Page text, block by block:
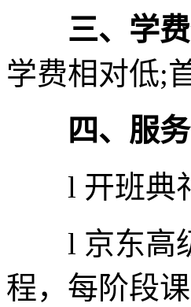
三、学费
学费相对低;
四、服务
l 开班典礼
l 京东高级
程，每阶段